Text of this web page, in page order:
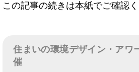
この記事の続きは本紙でご確認
住まいの環境デザイン・アワ
催